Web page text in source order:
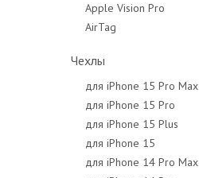
Apple Vision Pro
AirTag
Чехлы
для iPhone 15 Pro Max
для iPhone 15 Pro
для iPhone 15 Plus
для iPhone 15
для iPhone 14 Pro Max